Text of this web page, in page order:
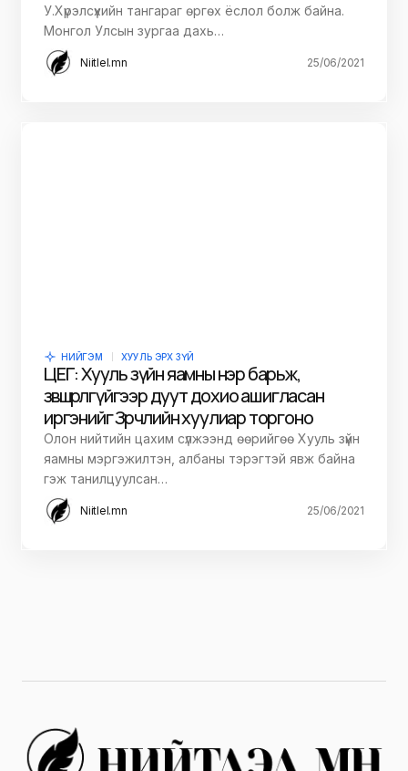
У.Хүрэлсүхийн тангараг өргөх ёслол болж байна.
Монгол Улсын зургаа дахь…
Niitlel.mn 25/06/2021
НИЙГЭМ ХУУЛЬ ЭРХ ЗҮЙ
ЦЕГ: Хууль зүйн яамны нэр барьж,
зөвшөөрөлгүйгээр дуут дохио ашигласан
иргэнийг Зөрчлийн хуулиар торгоно
Олон нийтийн цахим сүлжээнд өөрийгөө Хууль зүйн
яамны мэргэжилтэн, албаны тэрэгтэй явж байна
гэж танилцуулсан…
Niitlel.mn 25/06/2021